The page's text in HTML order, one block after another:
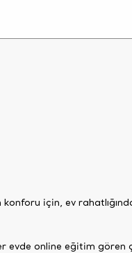
konforu için, ev
evde online eğitim gören